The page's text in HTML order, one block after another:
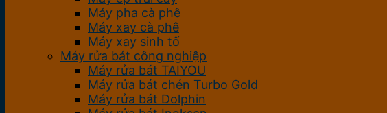
Máy pha cà phê
Máy xay cà phê
Máy xay sinh tố
Máy rửa bát công nghiệp
Máy rửa bát TAIYOU
Máy rửa bát chén Turbo Gold
Máy rửa bát Dolphin